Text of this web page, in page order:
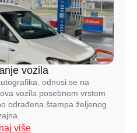
vozila
odnosi se na
vozila posebnom vrstom
odrađena štampa željenog
više